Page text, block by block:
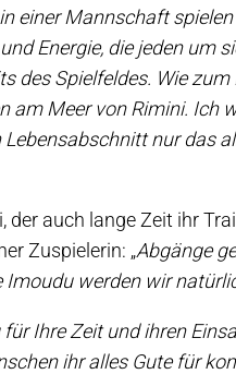
einer Mannschaft
Energie, die jeden um
des Spielfeldes. Wie
am Meer von Rimini. Ich
nur das
der auch lange Zeit ihr
Zuspielerin: „Abgänge
Imoudu werden wir
für Ihre Zeit und ihren
ihr alles Gute für